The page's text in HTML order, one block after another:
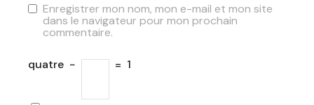
Enregistrer mon nom, mon e-mail et mon site
dans le navigateur pour mon prochain
commentaire.
quatre − = 1